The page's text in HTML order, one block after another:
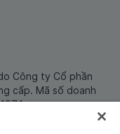
Công ty Cổ phần
cấp. Mã số doanh